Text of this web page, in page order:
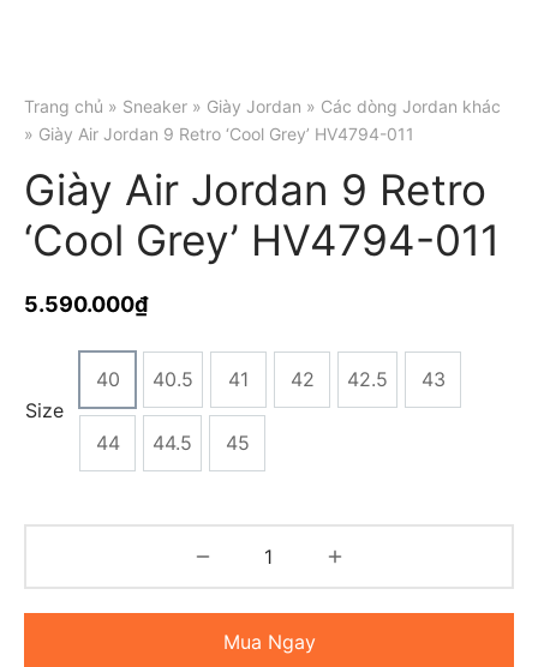
Trang chủ » Sneaker » Giày Jordan » Các dòng Jordan khác
» Giày Air Jordan 9 Retro ‘Cool Grey’ HV4794-011
Giày Air Jordan 9 Retro
‘Cool Grey’ HV4794-011
5.590.000₫
Size
40 40.5 41 42 42.5 43
44 44.5 45
Mua Ngay